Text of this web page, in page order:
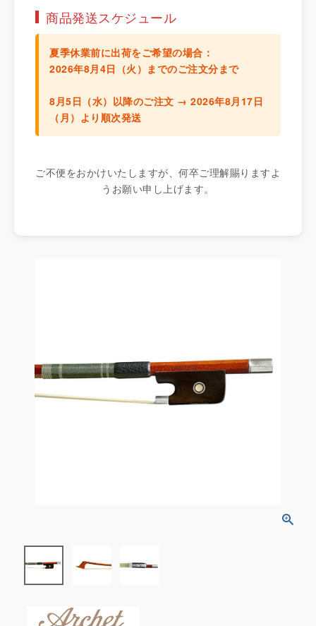
商品発送スケジュール
夏季休業前に出荷をご希望の場合：
2026年8月4日（火）までのご注文分まで
8月5日（水）以降のご注文 → 2026年8月17日
（月）より順次発送
ご不便をおかけいたしますが、何卒ご理解賜りますよ
うお願い申し上げます。